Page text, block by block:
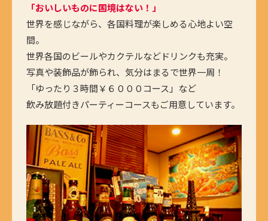
「おいしいものに国境はない！」
世界を感じながら、各国料理が楽しめる心地よい空
間。
世界各国のビールやカクテルなどドリンクも充実。
写真や装飾品が飾られ、気分はまるで世界一周！
「ゆったり３時間￥６０００コース」など
飲み放題付きパーティーコースもご用意しています。